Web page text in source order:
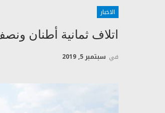
الاخبار
اتلاف ثمانية أطنان
في سبتمبر 5, 2019